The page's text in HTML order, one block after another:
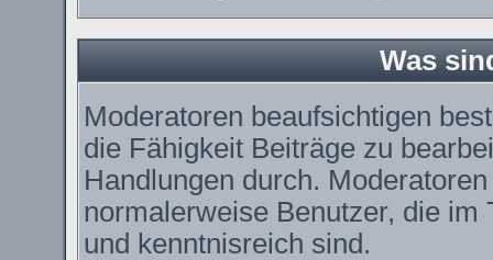
Was
Moderatoren beaufsichtigen
die Fähigkeit Beiträge zu
Handlungen durch.
normalerweise Benutzer, die
und kenntnisreich sind.